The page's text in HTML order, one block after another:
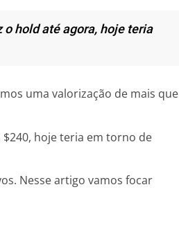
hold até agora, hoje teria
uma valorização de mais que
$240, hoje teria em torno de
Nesse artigo vamos focar